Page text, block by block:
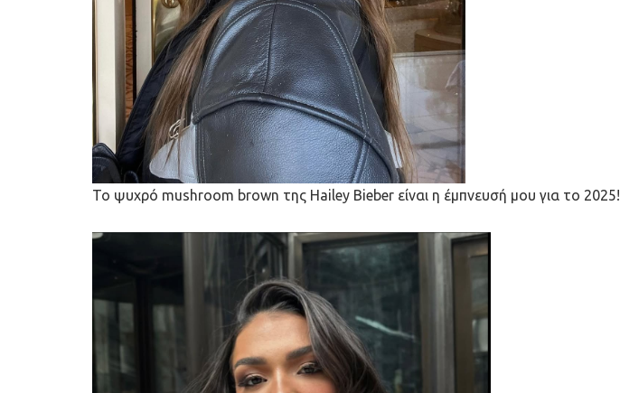
Το ψυχρό mushroom brown της Hailey Bieber είναι η έμπνευσή μου για το 2025!